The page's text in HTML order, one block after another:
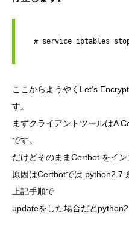
# service iptables
ここからようやくLet’s
す。
まずクライアントツールはA
です。
だけどそのままCertbot をイン
原因はCertbotでは python2.7
上記手順で
updateをした場合だと